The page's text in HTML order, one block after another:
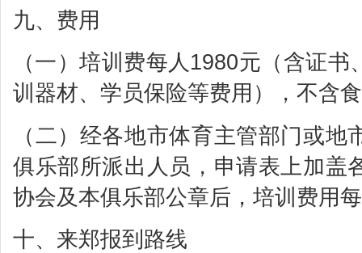
九、费用
（一）培训费每人1980元（含证
训器材、学员保险等费用），不含
（二）经各地市体育主管部门或
俱乐部所派出人员，申请表上加盖
协会及本俱乐部公章后，培训费用
十、来郑报到路线